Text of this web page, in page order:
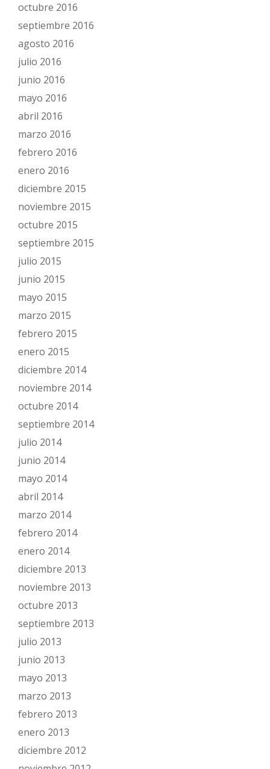
octubre 2016
septiembre 2016
agosto 2016
julio 2016
junio 2016
mayo 2016
abril 2016
marzo 2016
febrero 2016
enero 2016
diciembre 2015
noviembre 2015
octubre 2015
septiembre 2015
julio 2015
junio 2015
mayo 2015
marzo 2015
febrero 2015
enero 2015
diciembre 2014
noviembre 2014
octubre 2014
septiembre 2014
julio 2014
junio 2014
mayo 2014
abril 2014
marzo 2014
febrero 2014
enero 2014
diciembre 2013
noviembre 2013
octubre 2013
septiembre 2013
julio 2013
junio 2013
mayo 2013
marzo 2013
febrero 2013
enero 2013
diciembre 2012